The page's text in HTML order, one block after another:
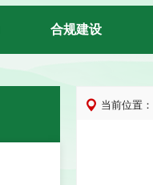
合规建设
当前位置：